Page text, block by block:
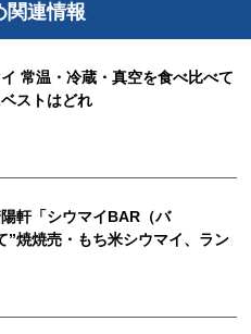
関連情報
常温・冷蔵・真空を食べ比べて
ストはどれ
軒「シウマイBAR（バ
”焼焼売・もち米シウマイ、ラン